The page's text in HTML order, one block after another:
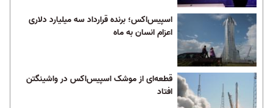
اسپیس‌اکس؛ برنده قرارداد سه میلیارد دلاری
اعزام انسان به ماه
قطعه‌‌ای از موشک اسپیس‌اکس در واشینگتن
افتاد